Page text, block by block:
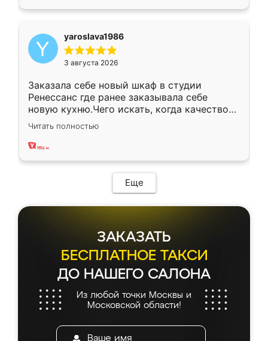
yaroslava1986
3 августа 2026
Заказала себе новый шкаф в студии
Ренессанс где ранее заказывала себе
новую кухню.Чего искать, когда качеством
вполне довольна. Служит кухня уже почти
два года, нареканий нет.
Читать полностью
Еще
ЗАКАЗАТЬ
БЕСПЛАТНОЕ ТАКСИ
ДО НАШЕГО САЛОНА
Из любой точки Москвы и
Московской области!